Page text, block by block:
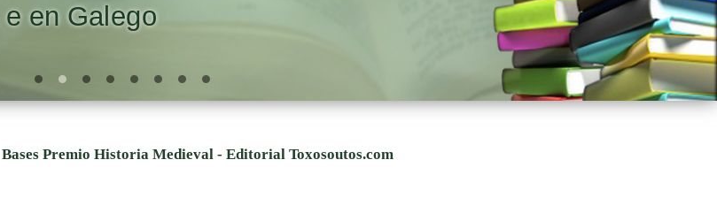
en Galego
Bases Premio Historia Medieval - Editorial Toxosoutos.com